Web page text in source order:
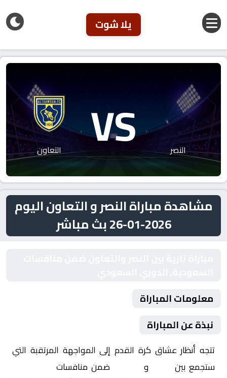
يلا شوت
النصر VS التعاون
مشاهدة مباراة النصر و التعاون اليوم
2026-01-26 بث مباشر
معلومات المباراة
نبذة عن المباراة
تتجه أنظار عشاق كرة القدم إلى المواجهة المرتقبة التي
ستجمع بين
و ضمن منافسات